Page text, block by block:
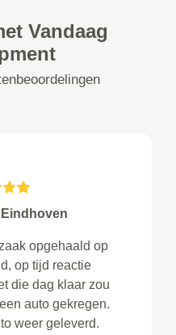
Vandaag
opgehaald op
op tijd reactie
die dag klaar zou
auto gekregen.
weer geleverd.